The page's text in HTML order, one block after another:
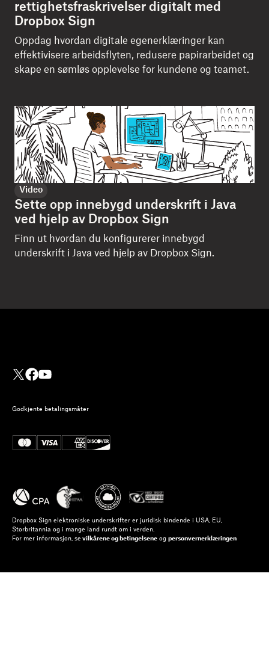
rettighetsfraskrivelser digitalt med
Dropbox Sign
Oppdag hvordan digitale egenerklæringer kan
effektivisere arbeidsflyten, redusere papirarbeidet og
skape en sømløs opplevelse for kundene og teamet.
Video
Sette opp innebygd underskrift i Java
ved hjelp av Dropbox Sign
Finn ut hvordan du konfigurerer innebygd
underskrift i Java ved hjelp av Dropbox Sign.
Godkjente betalingsmåter
Dropbox Sign elektroniske underskrifter er juridisk bindende i USA, EU,
Storbritannia og i mange land rundt om i verden.
For mer informasjon, se vilkårene og betingelsene og personvernerklæringen